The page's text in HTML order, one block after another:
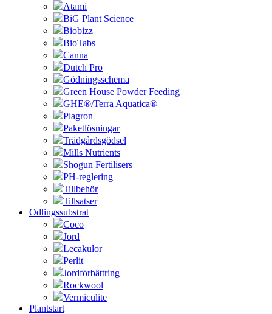
Atami
BiG Plant Science
Biobizz
BioTabs
Canna
Dutch Pro
Gödningsschema
Green House Powder Feeding
GHE®/Terra Aquatica®
Plagron
Paketlösningar
Trädgårdsgödsel
Mills Nutrients
Shogun Fertilisers
PH-reglering
Tillbehör
Tillsatser
Odlingssubstrat
Coco
Jord
Lecakulor
Perlit
Jordförbättring
Rockwool
Vermiculite
Plantstart